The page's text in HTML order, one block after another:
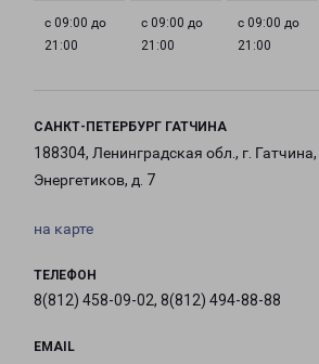
с 09:00 до
21:00
с 09:00 до
21:00
с 09:00 до
21:00
САНКТ-ПЕТЕРБУРГ ГАТЧИНА
188304, Ленинградская обл., г.
Энергетиков, д. 7
на карте
ТЕЛЕФОН
8(812) 458-09-02, 8(812) 494-88-88
EMAIL